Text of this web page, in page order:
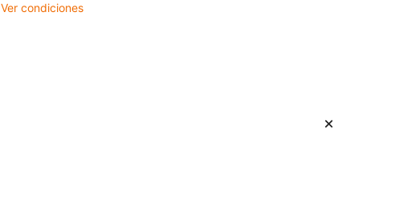
Ver condiciones